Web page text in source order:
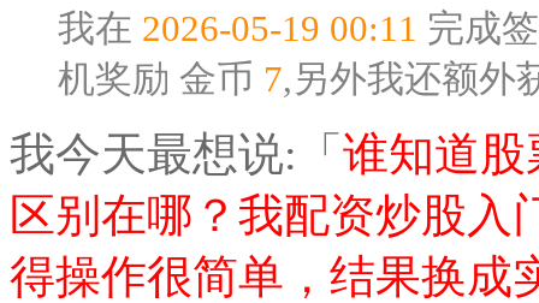
我在 2026-05-19 00:11 完成
机奖励 金币 7,另外我还额外
我今天最想说:「 谁知道
区别在哪？我配资炒股入
得操作很简单，结果换成